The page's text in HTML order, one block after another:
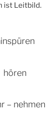
ist Leitbild.
hören
– nehmen